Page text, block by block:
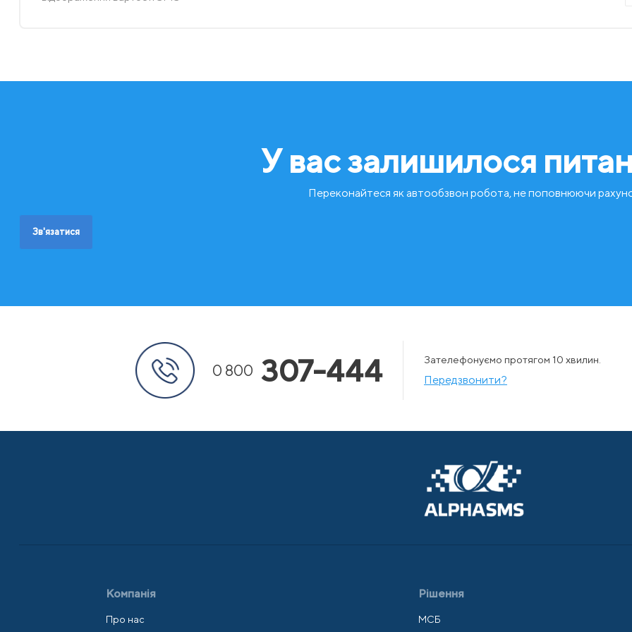
У вас залишилося
Переконайтеся як автообзвон робота, не поповнюючи
Зв'язатися
0 800 307-444 Зателефонуємо протягом 10 хвилин.
Передзвонити?
Компанія
Про нас
Рішення
МСБ